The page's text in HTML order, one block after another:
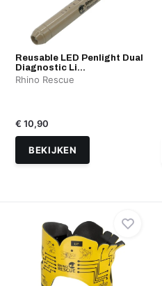
Reusable LED Penlight Dual
Diagnostic Li...
Rhino Rescue
€ 10,90
BEKIJKEN